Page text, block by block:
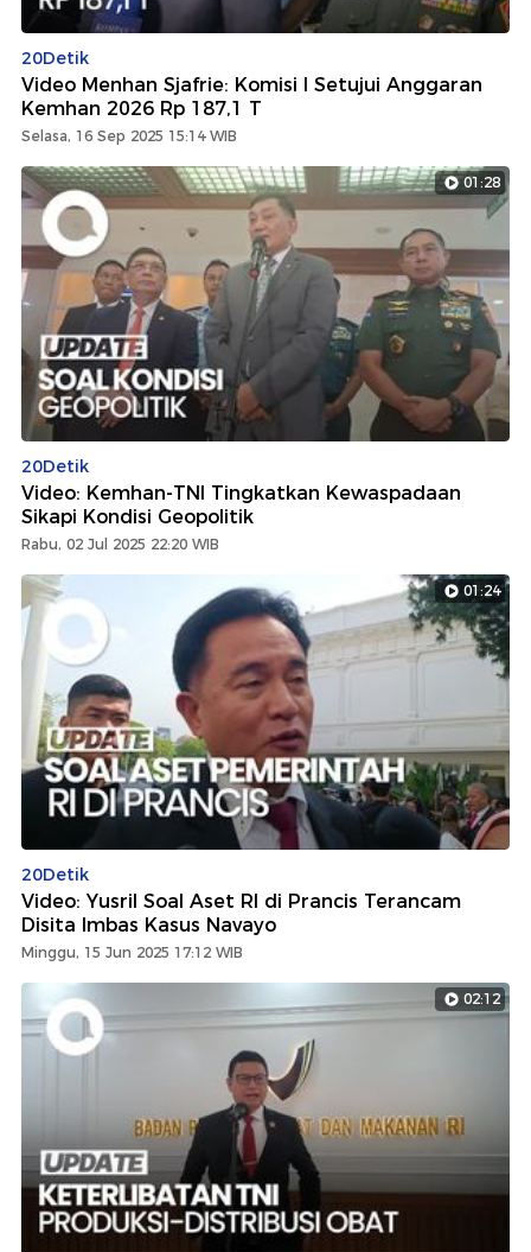
20Detik
Video Menhan Sjafrie: Komisi I Setujui Anggaran
Kemhan 2026 Rp 187,1 T
Selasa, 16 Sep 2025 15:14 WIB
01:28
20Detik
Video: Kemhan-TNI Tingkatkan Kewaspadaan
Sikapi Kondisi Geopolitik
Rabu, 02 Jul 2025 22:20 WIB
01:24
20Detik
Video: Yusril Soal Aset RI di Prancis Terancam
Disita Imbas Kasus Navayo
Minggu, 15 Jun 2025 17:12 WIB
02:12